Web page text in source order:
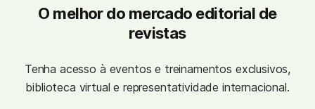
O melhor do mercado editorial de
revistas
Tenha acesso à eventos e treinamentos exclusivos,
biblioteca virtual e representatividade internacional.